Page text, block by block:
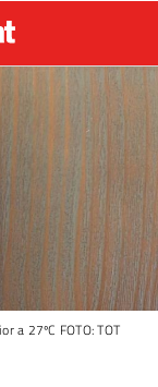
a 27ºC FOTO: TOT